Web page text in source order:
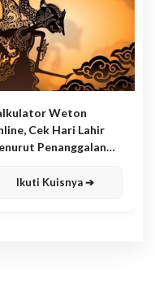
Weton
Cek Hari Lahir
Penanggalan
Ikuti Kuisnya ➔